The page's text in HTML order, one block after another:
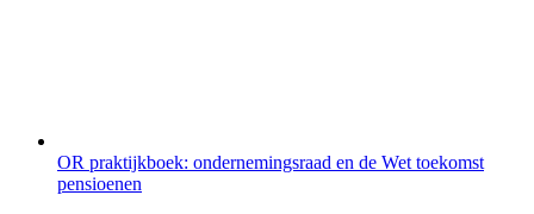
OR praktijkboek: ondernemingsraad en de Wet toekomst
pensioenen